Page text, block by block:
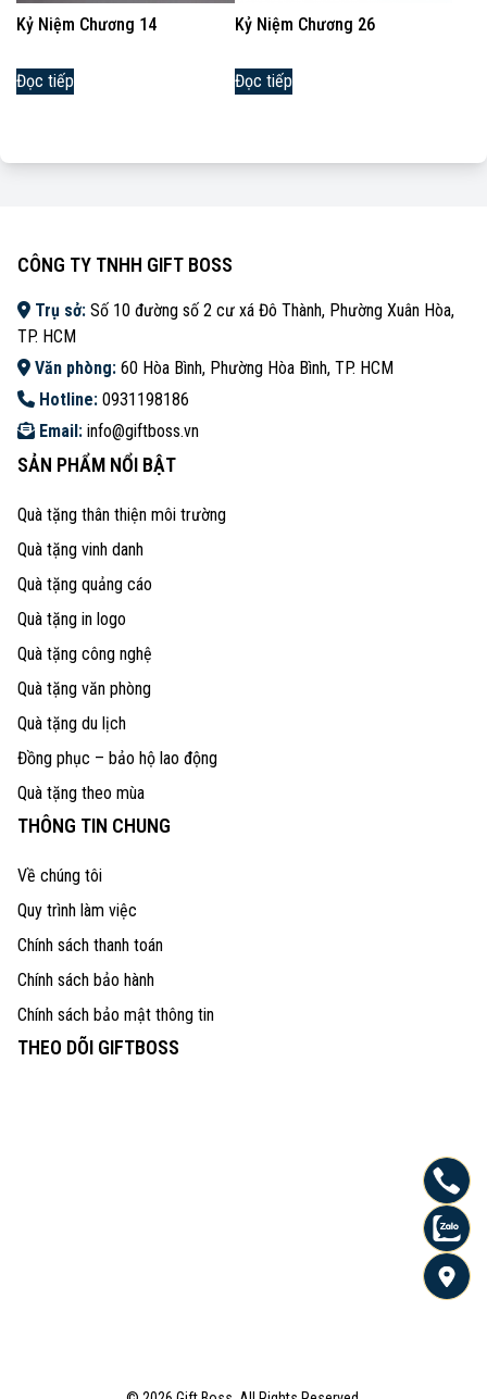
Kỷ Niệm Chương 14
Đọc tiếp
Kỷ Niệm Chương 26
Đọc tiếp
CÔNG TY TNHH GIFT BOSS
Trụ sở: Số 10 đường số 2 cư xá Đô Thành, Phường Xuân Hòa,
TP. HCM
Văn phòng: 60 Hòa Bình, Phường Hòa Bình, TP. HCM
Hotline: 0931198186
Email: info@giftboss.vn
SẢN PHẨM NỔI BẬT
Quà tặng thân thiện môi trường
Quà tặng vinh danh
Quà tặng quảng cáo
Quà tặng in logo
Quà tặng công nghệ
Quà tặng văn phòng
Quà tặng du lịch
Đồng phục – bảo hộ lao động
Quà tặng theo mùa
THÔNG TIN CHUNG
Về chúng tôi
Quy trình làm việc
Chính sách thanh toán
Chính sách bảo hành
Chính sách bảo mật thông tin
THEO DÕI GIFTBOSS